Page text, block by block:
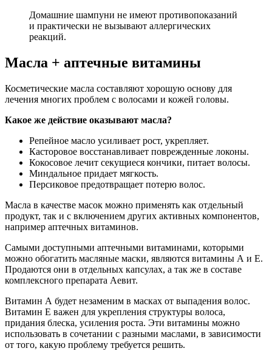
Домашние шампуни не имеют противопоказаний
и практически не вызывают аллергических
реакций.
Масла + аптечные витамины
Косметические масла составляют хорошую основу для
лечения многих проблем с волосами и кожей головы.
Какое же действие оказывают масла?
Репейное масло усиливает рост, укрепляет.
Касторовое восстанавливает поврежденные локоны.
Кокосовое лечит секущиеся кончики, питает волосы.
Миндальное придает мягкость.
Персиковое предотвращает потерю волос.
Масла в качестве масок можно применять как отдельный
продукт, так и с включением других активных компонентов,
например аптечных витаминов.
Самыми доступными аптечными витаминами, которыми
можно обогатить масляные маски, являются витамины А и Е.
Продаются они в отдельных капсулах, а так же в составе
комплексного препарата Аевит.
Витамин А будет незаменим в масках от выпадения волос.
Витамин Е важен для укрепления структуры волоса,
придания блеска, усиления роста. Эти витамины можно
использовать в сочетании с разными маслами, в зависимости
от того, какую проблему требуется решить.